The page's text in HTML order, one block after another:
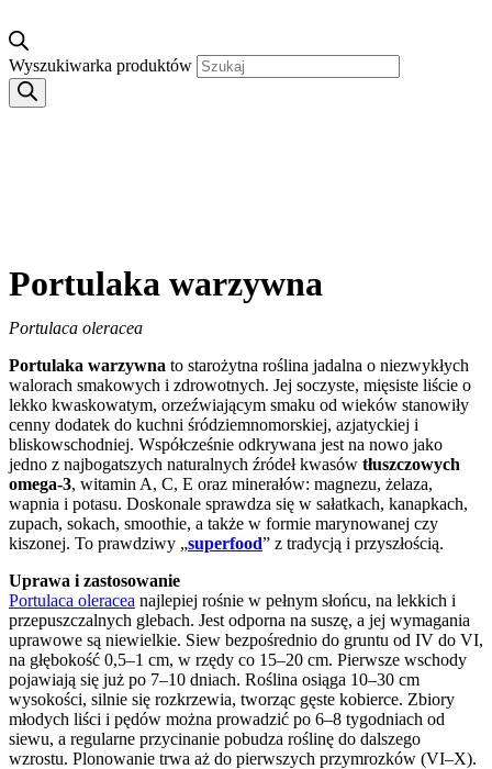
Wyszukiwarka produktów
Portulaka warzywna
Portulaca oleracea
Portulaka warzywna to starożytna roślina jadalna o niezwykłych
walorach smakowych i zdrowotnych. Jej soczyste, mięsiste liście o
lekko kwaskowatym, orzeźwiającym smaku od wieków stanowiły
cenny dodatek do kuchni śródziemnomorskiej, azjatyckiej i
bliskowschodniej. Współcześnie odkrywana jest na nowo jako
jedno z najbogatszych naturalnych źródeł kwasów tłuszczowych
omega-3, witamin A, C, E oraz minerałów: magnezu, żelaza,
wapnia i potasu. Doskonale sprawdza się w sałatkach, kanapkach,
zupach, sokach, smoothie, a także w formie marynowanej czy
kiszonej. To prawdziwy „superfood” z tradycją i przyszłością.
Uprawa i zastosowanie
Portulaca oleracea najlepiej rośnie w pełnym słońcu, na lekkich i
przepuszczalnych glebach. Jest odporna na suszę, a jej wymagania
uprawowe są niewielkie. Siew bezpośrednio do gruntu od IV do VI,
na głębokość 0,5–1 cm, w rzędy co 15–20 cm. Pierwsze wschody
pojawiają się już po 7–10 dniach. Roślina osiąga 10–30 cm
wysokości, silnie się rozkrzewia, tworząc gęste kobierce. Zbiory
młodych liści i pędów można prowadzić po 6–8 tygodniach od
siewu, a regularne przycinanie pobudza roślinę do dalszego
wzrostu. Plonowanie trwa aż do pierwszych przymrozków (VI–X).